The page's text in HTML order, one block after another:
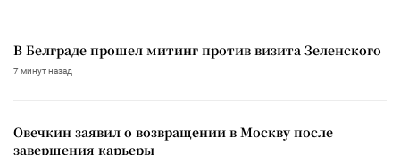
В Белграде прошел митинг против визита Зеленского
7 минут назад
Овечкин заявил о возвращении в Москву после
завершения карьеры